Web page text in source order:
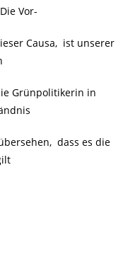
Vor-
Causa, ist unserer
Grünpolitikerin in
dass es die